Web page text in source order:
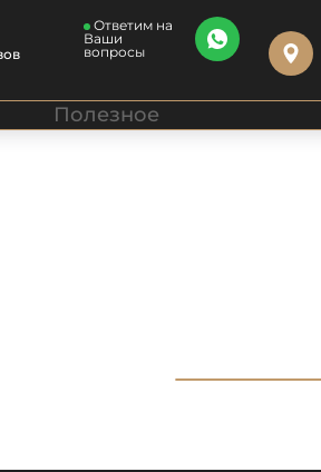
Ответим на
Ваши
вопросы
Полезное